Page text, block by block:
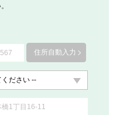
住所自動入力